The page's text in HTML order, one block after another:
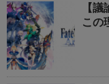
【
この